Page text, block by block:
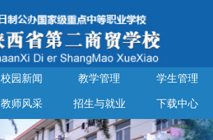
校园新闻 教学管理 学生管理
教师风采 招生与就业 下载中心